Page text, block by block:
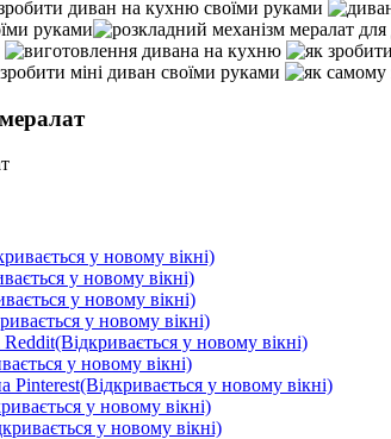
у новому вікні)
у новому вікні)
у новому вікні)
у новому вікні)
у новому вікні)
у новому вікні)
Pinterest(Відкривається у новому вікні)
у новому вікні)
у новому вікні)